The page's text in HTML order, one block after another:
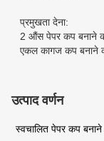
प्रमुखता देना:
2 औंस पेपर कप बनाने
एकल कागज कप बनाने
उत्पाद वर्णन
स्वचालित पेपर कप